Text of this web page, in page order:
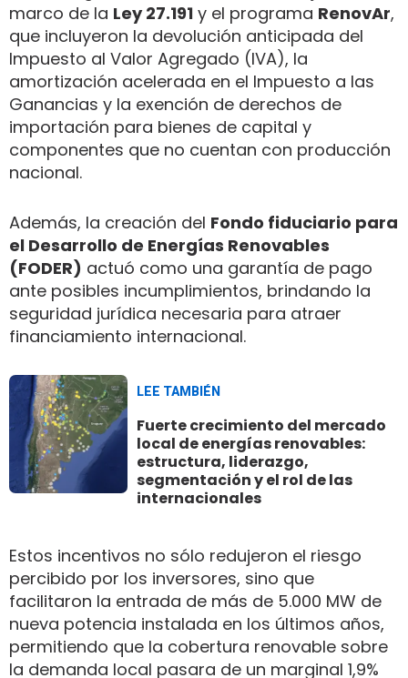
marco de la Ley 27.191 y el programa RenovAr,
que incluyeron la devolución anticipada del
Impuesto al Valor Agregado (IVA), la
amortización acelerada en el Impuesto a las
Ganancias y la exención de derechos de
importación para bienes de capital y
componentes que no cuentan con producción
nacional.
Además, la creación del Fondo fiduciario para
el Desarrollo de Energías Renovables
(FODER) actuó como una garantía de pago
ante posibles incumplimientos, brindando la
seguridad jurídica necesaria para atraer
financiamiento internacional.
LEE TAMBIÉN
Fuerte crecimiento del mercado
local de energías renovables:
estructura, liderazgo,
segmentación y el rol de las
internacionales
Estos incentivos no sólo redujeron el riesgo
percibido por los inversores, sino que
facilitaron la entrada de más de 5.000 MW de
nueva potencia instalada en los últimos años,
permitiendo que la cobertura renovable sobre
la demanda local pasara de un marginal 1,9%